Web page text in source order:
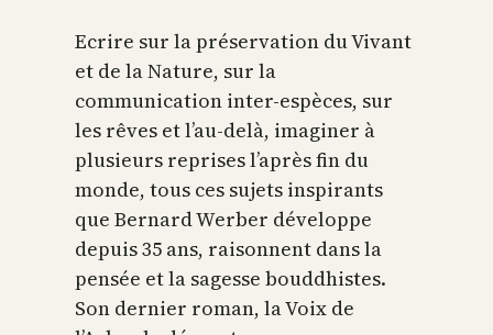
Ecrire sur la préservation du Vivant
et de la Nature, sur la
communication inter-espèces, sur
les rêves et l’au-delà, imaginer à
plusieurs reprises l’après fin du
monde, tous ces sujets inspirants
que Bernard Werber développe
depuis 35 ans, raisonnent dans la
pensée et la sagesse bouddhistes.
Son dernier roman, la Voix de